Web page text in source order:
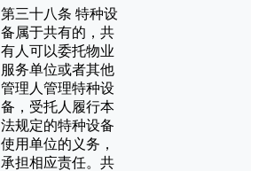
第三十八条 特种设
备属于共有的，共
有人可以委托物业
服务单位或者其他
管理人管理特种设
备，受托人履行本
法规定的特种设备
使用单位的义务，
承担相应责任。共